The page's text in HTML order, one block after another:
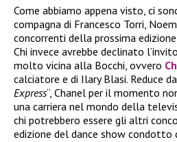
Come abbiamo appena visto, ci
compagna di Francesco Torri,
concorrenti della prossima
Chi invece avrebbe declinato
molto vicina alla Bocchi, ovvero
calciatore e di Ilary Blasi. Reduce
Express“, Chanel per il momento
una carriera nel mondo della
chi potrebbero essere gli altri
edizione del dance show condotto